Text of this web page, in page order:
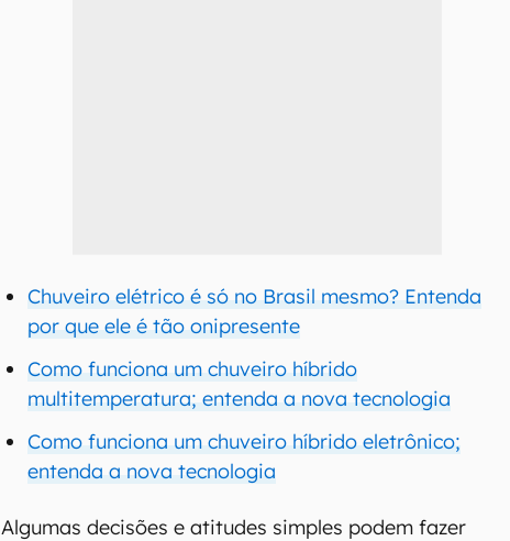
Chuveiro elétrico é só no Brasil mesmo? Entenda
por que ele é tão onipresente
Como funciona um chuveiro híbrido
multitemperatura; entenda a nova tecnologia
Como funciona um chuveiro híbrido eletrônico;
entenda a nova tecnologia
Algumas decisões e atitudes simples podem fazer